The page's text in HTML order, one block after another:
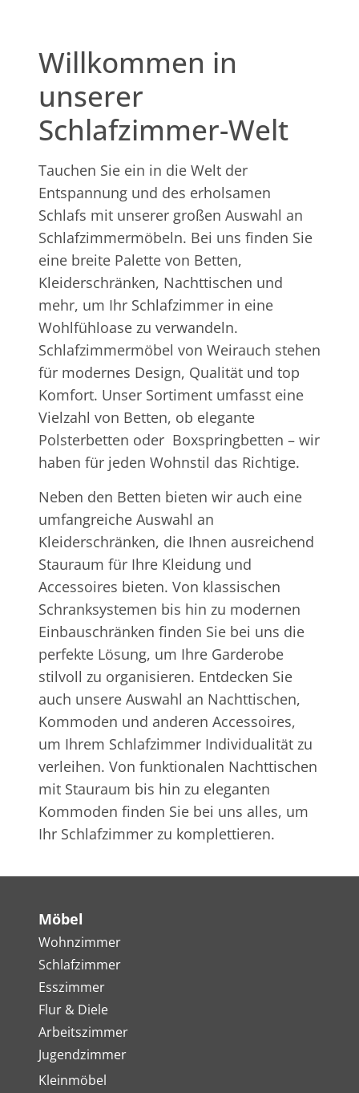
Willkommen in
unserer
Schlafzimmer-Welt
Tauchen Sie ein in die Welt der
Entspannung und des erholsamen
Schlafs mit unserer großen Auswahl an
Schlafzimmermöbeln. Bei uns finden Sie
eine breite Palette von Betten,
Kleiderschränken, Nachttischen und
mehr, um Ihr Schlafzimmer in eine
Wohlfühloase zu verwandeln.
Schlafzimmermöbel von Weirauch stehen
für modernes Design, Qualität und top
Komfort. Unser Sortiment umfasst eine
Vielzahl von Betten, ob elegante
Polsterbetten oder Boxspringbetten – wir
haben für jeden Wohnstil das Richtige.
Neben den Betten bieten wir auch eine
umfangreiche Auswahl an
Kleiderschränken, die Ihnen ausreichend
Stauraum für Ihre Kleidung und
Accessoires bieten. Von klassischen
Schranksystemen bis hin zu modernen
Einbauschränken finden Sie bei uns die
perfekte Lösung, um Ihre Garderobe
stilvoll zu organisieren. Entdecken Sie
auch unsere Auswahl an Nachttischen,
Kommoden und anderen Accessoires,
um Ihrem Schlafzimmer Individualität zu
verleihen. Von funktionalen Nachttischen
mit Stauraum bis hin zu eleganten
Kommoden finden Sie bei uns alles, um
Ihr Schlafzimmer zu komplettieren.
Möbel
Wohnzimmer
Schlafzimmer
Esszimmer
Flur & Diele
Arbeitszimmer
Jugendzimmer
Kleinmöbel